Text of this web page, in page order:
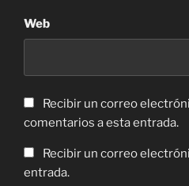
Web
Recibir un correo
comentarios a esta entrada.
Recibir un correo
entrada.